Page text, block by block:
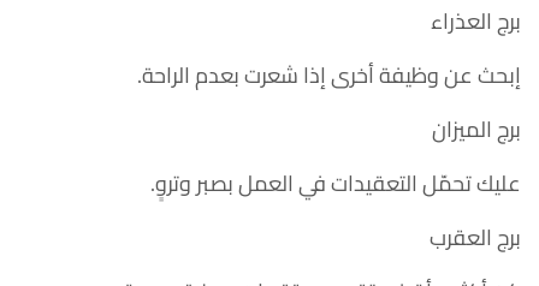
برج العذراء
إبحث عن وظيفة أخرى إذا شعرت بعدم الراحة.
برج الميزان
عليك تحمّل التعقيدات في العمل بصبر وتروٍ.
برج العقرب